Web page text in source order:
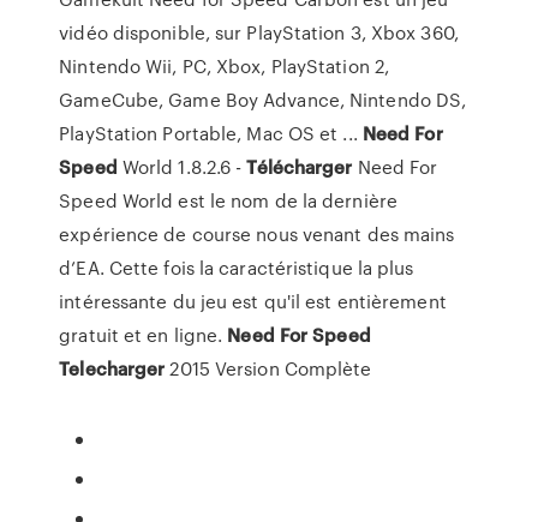
vidéo disponible, sur PlayStation 3, Xbox 360,
Nintendo Wii, PC, Xbox, PlayStation 2,
GameCube, Game Boy Advance, Nintendo DS,
PlayStation Portable, Mac OS et ... Need For
Speed World 1.8.2.6 -Télécharger Need For
Speed World est le nom de la dernière
expérience de course nous venant des mains
d’EA. Cette fois la caractéristique la plus
intéressante du jeu est qu'il est entièrement
gratuit et en ligne. Need For Speed
Telecharger2015 Version Complète